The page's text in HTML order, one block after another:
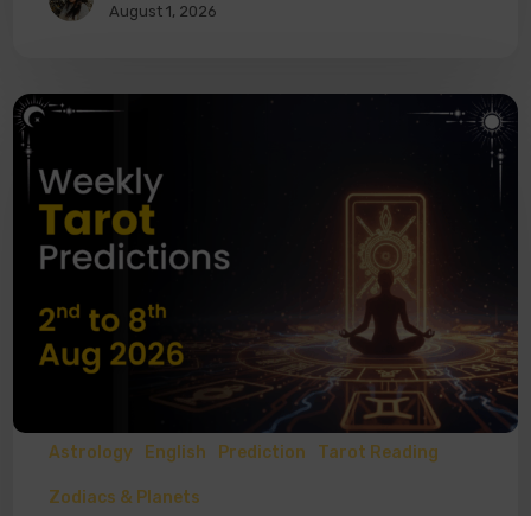
August 1, 2026
Astrology English Prediction Tarot Reading
Zodiacs & Planets